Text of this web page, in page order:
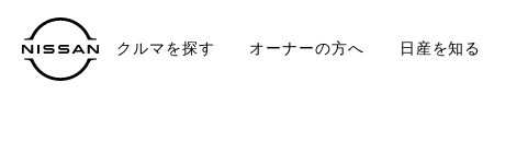
クルマを探す オーナーの方へ 日産を知る